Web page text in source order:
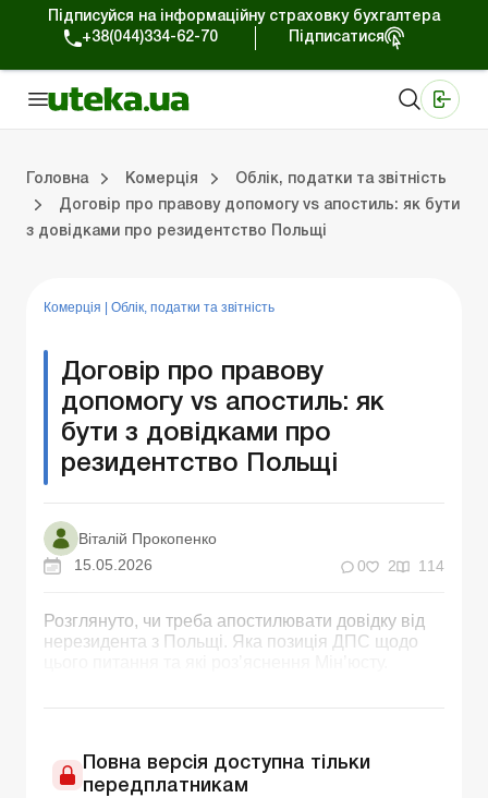
Підписуйся на інформаційну страховку бухгалтера
+38(044)334-62-70
Підписатися
Головна Комерція
Облік, податки та звiтнiсть
Договір про правову допомогу vs апостиль: як бути
з довідками про резидентство Польщі
Комерція Облік, податки та звiтнiсть
Договір про правову
допомогу vs апостиль: як
бути з довідками про
резидентство Польщі
Віталій Прокопенко
15.05.2026
0 2 114
Розглянуто, чи треба апостилювати довідку від
нерезидента з Польщі. Яка позиція ДПС щодо
Повна версія доступна тільки
передплатникам